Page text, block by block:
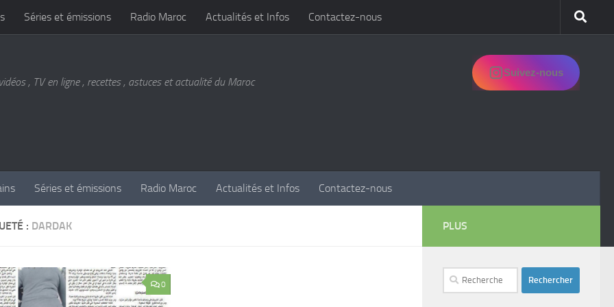
Séries et émissions Radio Maroc Actualités et Infos Contactez-nous
, TV en ligne , recettes , astuces et actualité du Maroc
Suivez-nous
Séries et émissions Radio Maroc Actualités et Infos Contactez-nous
: DARDAK
0
PLUS
Rechercher :